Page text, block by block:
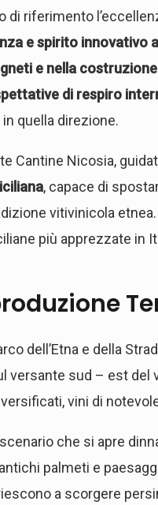
di riferimento
e spirito innovativo
e nella
di respiro
quella direzione.
Cantine Nicosia,
, capace di
vitivinicola
più apprezzate in
dell’Etna e della
versante sud – est
vini di
che si apre
palmeti e
a scorgere